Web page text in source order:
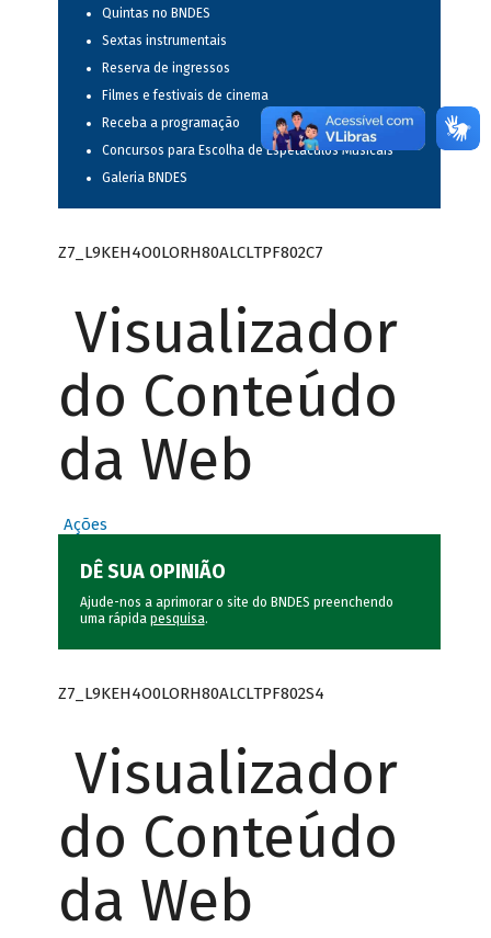
Quintas no BNDES
Sextas instrumentais
Reserva de ingressos
Filmes e festivais de cinema
Receba a programação
Concursos para Escolha de Espetáculos Musicais
Galeria BNDES
Z7_L9KEH4O0LORH80ALCLTPF802C7
Visualizador
do Conteúdo
da Web
Ações
DÊ SUA OPINIÃO
Ajude-nos a aprimorar o site do BNDES preenchendo
uma rápida pesquisa.
Z7_L9KEH4O0LORH80ALCLTPF802S4
Visualizador
do Conteúdo
da Web